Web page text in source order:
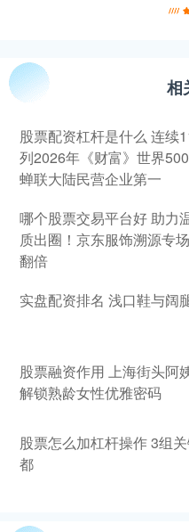
相
股票配资杠杆是什么 连续
列2026年《财富》世界
蝉联大陆民营企业第一
哪个股票交易平台好 助力
质出圈！京东服饰溯源专
翻倍
实盘配资排名 浅口鞋与阔
股票融资作用 上海街头阿
解锁熟龄女性优雅密码
股票怎么加杠杆操作 3组
都